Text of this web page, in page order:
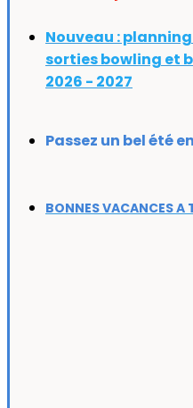
Nouveau :
sorties bowling et
2026 - 2027
Passez un bel été
BONNES VACANCES A